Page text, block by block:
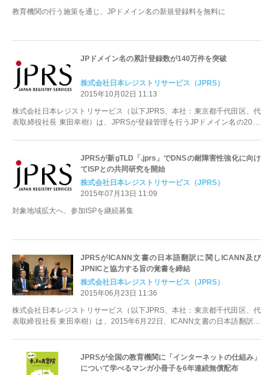
教育機関の行う施策を通じ、JPドメイン名の新規登録料を無料に
JPドメイン名の累計登録数が140万件を突破
株式会社日本レジストリサービス（JPRS）
2015年10月02日 11:13
株式会社日本レジストリサービス（以下JPRS、本社：東京都千代田区、代
表取締役社長 東田幸樹）は、JPRSが登録管理を行うJPドメイン名の2015
JPRSが新gTLD「.jprs」でDNSの耐障害性強化に向け
てISPとの共同研究を開始
株式会社日本レジストリサービス（JPRS）
2015年07月13日 11:09
対象地域拡大へ、参加ISPを継続募集
JPRSがICANN文書の日本語翻訳に関しICANN及び
JPNICと協力する旨の覚書を締結
株式会社日本レジストリサービス（JPRS）
2015年06月23日 11:36
株式会社日本レジストリサービス（以下JPRS、本社：東京都千代田区、代
表取締役社長 東田幸樹）は、2015年6月22日、ICANN文書の日本語翻訳に
JPRSが全国の教育機関に「インターネットの仕組み」
について学べるマンガ小冊子を6年連続無償配布